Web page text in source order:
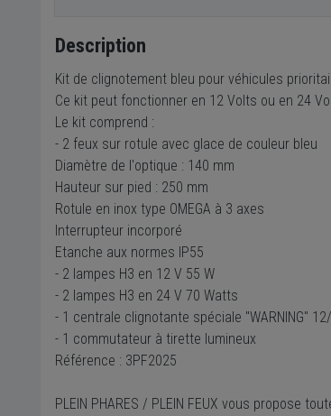
Description
Kit de clignotement bleu pour véhicules
Ce kit peut fonctionner en 12 Volts ou en 24
Le kit comprend :
- 2 feux sur rotule avec glace de couleur bleu
Diamètre de l'optique : 140 mm
Hauteur sur pied : 250 mm
Rotule en inox type OMEGA à 3 axes
Interrupteur incorporé
Etanche aux normes IP55
- 2 lampes H3 en 12 V 55 W
- 2 lampes H3 en 24 V 70 Watts
- 1 centrale clignotante spéciale "WARNING"
- 1 commutateur à tirette lumineux
Référence : 3PF2025
PLEIN PHARES / PLEIN FEUX vous propose